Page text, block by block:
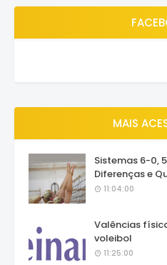
MAIS
Sistemas 6-0,
Diferenças e
11:04:00
Valências
voleibol
11:25:00